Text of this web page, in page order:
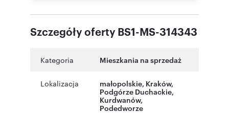
Szczegóły oferty BS1-MS-314343
Kategoria Mieszkania na sprzedaż
Lokalizacja małopolskie, Kraków,
Podgórze Duchackie,
Kurdwanów,
Podedworze